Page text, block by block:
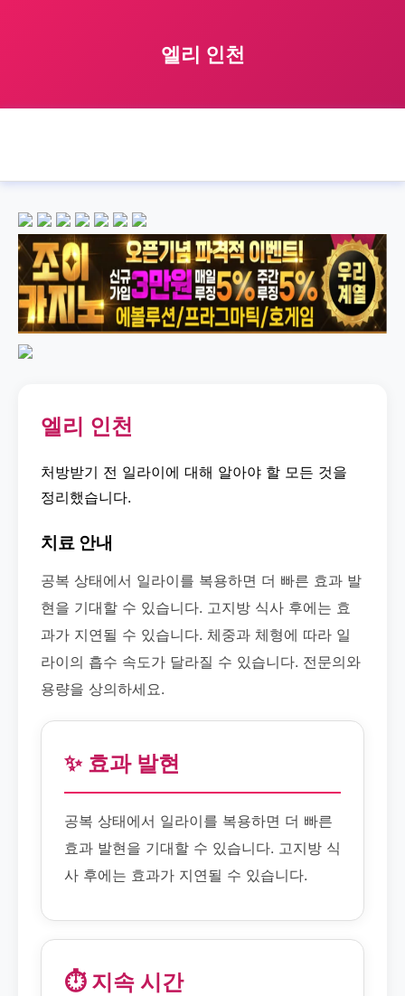
엘리 인천
엘리 인천
처방받기 전 일라이에 대해 알아야 할 모든 것을
정리했습니다.
치료 안내
공복 상태에서 일라이를 복용하면 더 빠른 효과 발
현을 기대할 수 있습니다. 고지방 식사 후에는 효
과가 지연될 수 있습니다. 체중과 체형에 따라 일
라이의 흡수 속도가 달라질 수 있습니다. 전문의와
용량을 상의하세요.
✨ 효과 발현
공복 상태에서 일라이를 복용하면 더 빠른
효과 발현을 기대할 수 있습니다. 고지방 식
사 후에는 효과가 지연될 수 있습니다.
⏱️ 지속 시간